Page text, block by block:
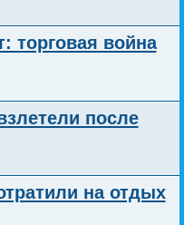
торговая война
после
на отдых